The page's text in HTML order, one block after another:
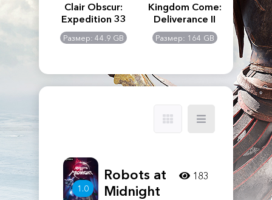
Creed
Clair Obscur:
Expedition 33
Размер: 44.9 GB
Kingdom Come:
Deliverance II
Размер: 164 GB
The
1.0
Robots at
Midnight
183